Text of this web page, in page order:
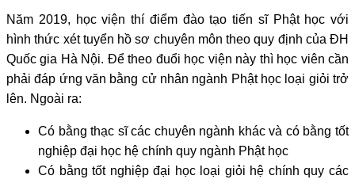
Năm 2019, học viện thí điểm đào tạo tiến sĩ Phật học với
hình thức xét tuyển hồ sơ chuyên môn theo quy định của ĐH
Quốc gia Hà Nội. Để theo đuổi học viện này thì học viên cần
phải đáp ứng văn bằng cử nhân ngành Phật học loại giỏi trở
lên. Ngoài ra:
Có bằng thạc sĩ các chuyên ngành khác và có bằng tốt
nghiệp đại học hệ chính quy ngành Phật học
Có bằng tốt nghiệp đại học loại giỏi hệ chính quy các